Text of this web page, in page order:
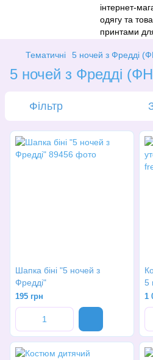
Тематичні 5 ночей з Фредді
5 ночей з Фредді
Фільтр
Шапка біні "5 ночей з
Фредді"
195 грн
5
1